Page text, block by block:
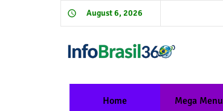
August 6, 2026
Home Mega Menu